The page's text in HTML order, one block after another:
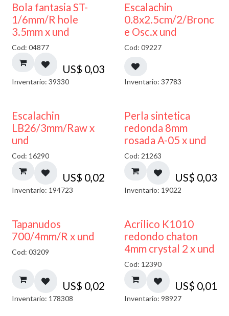
Bola fantasia ST-
1/6mm/R hole
3.5mm x und
Cod: 04877
US$ 0,03
Inventario: 39330
Escalachin
0.8x2.5cm/2/Bronc
e Osc.x und
Cod: 09227
Inventario: 37783
Escalachin
LB26/3mm/Raw x
und
Cod: 16290
US$ 0,02
Inventario: 194723
Perla sintetica
redonda 8mm
rosada A-05 x und
Cod: 21263
US$ 0,03
Inventario: 19022
Tapanudos
700/4mm/R x und
Cod: 03209
US$ 0,02
Inventario: 178308
50% DESCUENTO
Acrilico K1010
redondo chaton
4mm crystal 2 x und
Cod: 12390
US$ 0,01
Inventario: 98927